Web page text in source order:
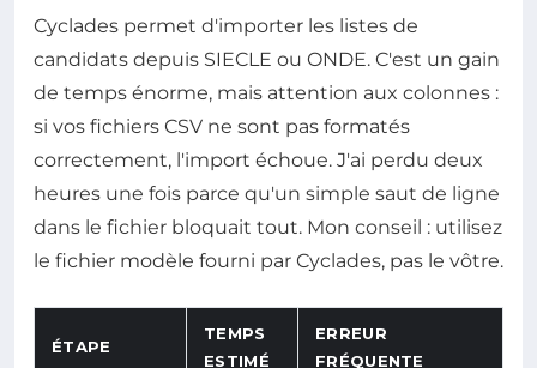
Cyclades permet d'importer les listes de
candidats depuis SIECLE ou ONDE. C'est un gain
de temps énorme, mais attention aux colonnes :
si vos fichiers CSV ne sont pas formatés
correctement, l'import échoue. J'ai perdu deux
heures une fois parce qu'un simple saut de ligne
dans le fichier bloquait tout. Mon conseil : utilisez
le fichier modèle fourni par Cyclades, pas le vôtre.
ÉTAPE
TEMPS
ESTIMÉ
ERREUR
FRÉQUENTE